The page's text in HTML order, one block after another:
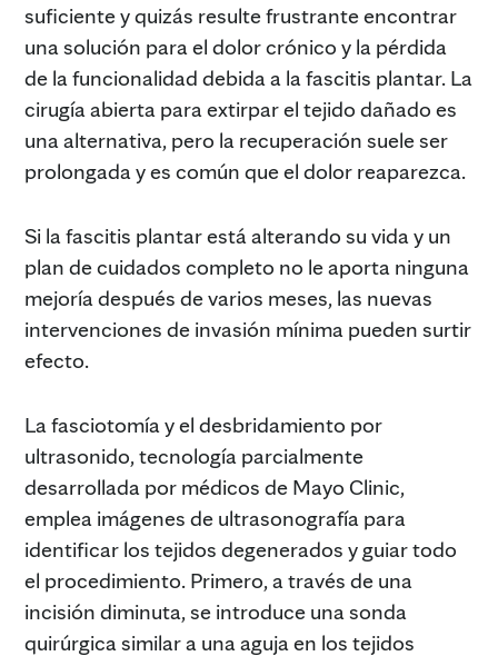
suficiente y quizás resulte frustrante encontrar
una solución para el dolor crónico y la pérdida
de la funcionalidad debida a la fascitis plantar. La
cirugía abierta para extirpar el tejido dañado es
una alternativa, pero la recuperación suele ser
prolongada y es común que el dolor reaparezca.
Si la fascitis plantar está alterando su vida y un
plan de cuidados completo no le aporta ninguna
mejoría después de varios meses, las nuevas
intervenciones de invasión mínima pueden surtir
efecto.
La fasciotomía y el desbridamiento por
ultrasonido, tecnología parcialmente
desarrollada por médicos de Mayo Clinic,
emplea imágenes de ultrasonografía para
identificar los tejidos degenerados y guiar todo
el procedimiento. Primero, a través de una
incisión diminuta, se introduce una sonda
quirúrgica similar a una aguja en los tejidos